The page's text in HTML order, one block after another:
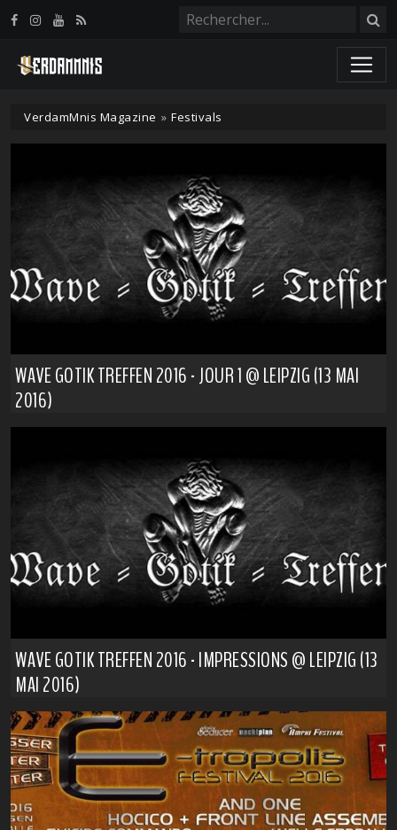
VerdamMnis Magazine » Festivals
WAVE GOTIK TREFFEN 2016 - JOUR 1 @ LEIPZIG (13 MAI
2016)
WAVE GOTIK TREFFEN 2016 - IMPRESSIONS @ LEIPZIG (13
MAI 2016)
Panneau de gestion des cookies